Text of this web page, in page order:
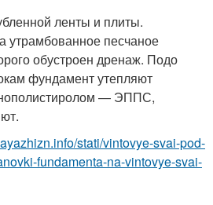
ленты и плиты.
утрамбованное песчаное
обустроен дренаж. Подо
фундамент утепляют
— ЭППС,
stati/vintovye-svai-pod-
fundamenta-na-vintovye-svai-